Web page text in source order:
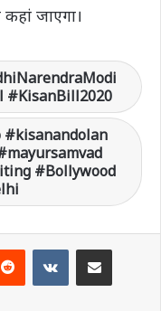
जाएगा।
#KisanBill2020
#Bollywood
VKontakte